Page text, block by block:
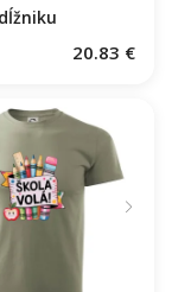
20.83 €